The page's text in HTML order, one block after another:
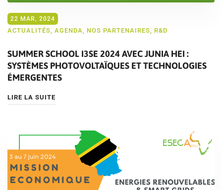
22 MAR, 2024
ACTUALITÉS AGENDA NOS PARTENAIRES R&D
SUMMER SCHOOL I3SE 2024 AVEC JUNIA HEI :
SYSTÈMES PHOTOVOLTAÏQUES ET TECHNOLOGIES
ÉMERGENTES
LIRE LA SUITE